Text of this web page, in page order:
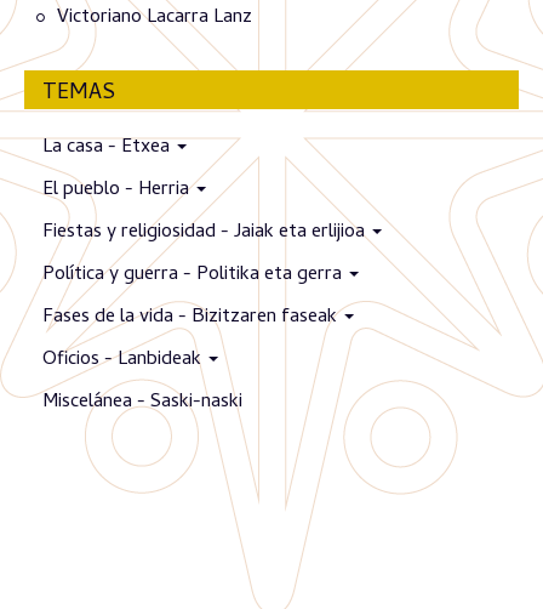
Victoriano Lacarra Lanz
TEMAS
La casa - Etxea
El pueblo - Herria
Fiestas y religiosidad - Jaiak eta erlijioa
Política y guerra - Politika eta gerra
Fases de la vida - Bizitzaren faseak
Oficios - Lanbideak
Miscelánea - Saski-naski